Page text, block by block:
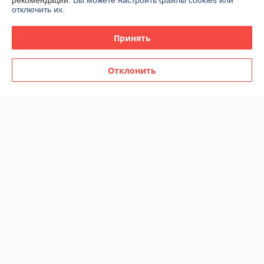
Доставка и оплата
отключить их.
Принять
Отклонить